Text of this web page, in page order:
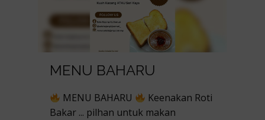
MENU BAHARU
MENU BAHARU
Keenakan Roti
Bakar ... pilhan untuk makan